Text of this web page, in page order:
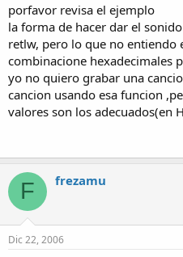
porfavor revisa el ejemplo
la forma de hacer dar el
retlw, pero lo que no entiendo
combinacione hexadecimales
yo no quiero grabar una
cancion usando esa funcion
valores son los adecuados(en
F frezamu
Dic 22, 2006